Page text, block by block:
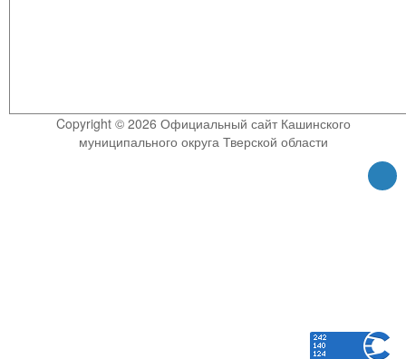
Copyright © 2026 Официальный сайт Кашинского
муниципального округа Тверской области